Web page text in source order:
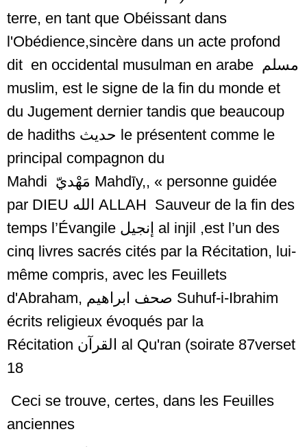
terre, en tant que Obéissant dans
l'Obédience,sincère dans un acte profond
dit en occidental musulman en arabe مسلم
muslim, est le signe de la fin du monde et
du Jugement dernier tandis que beaucoup
de hadiths حديث le présentent comme le
principal compagnon du
Mahdi مَهْديّ Mahdīy,, « personne guidée
par DIEU الله ALLAH Sauveur de la fin des
temps l’Évangile إنجيل al injil ,est l’un des
cinq livres sacrés cités par la Récitation, lui-
même compris, avec les Feuillets
d'Abraham, صحف ابراهيم Suhuf-i-Ibrahim
écrits religieux évoqués par la
Récitation القرآن al Qu'ran (soirate 87verset
18
Ceci se trouve, certes, dans les Feuilles
anciennes